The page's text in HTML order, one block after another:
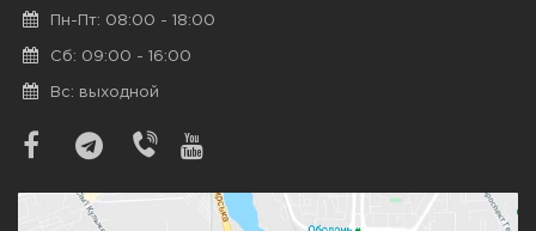
Пн-Пт: 08:00 - 18:00
Сб: 09:00 - 16:00
Вс: выходной